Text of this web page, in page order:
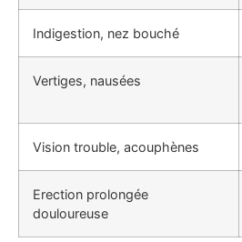
Indigestion, nez bouché
Vertiges, nausées
Vision trouble, acouphènes
Erection prolongée
douloureuse